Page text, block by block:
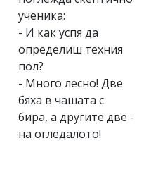
ученика:
- И как успя да
определиш техния
пол?
- Много лесно! Две
бяха в чашата с
бира, а другите две -
на огледалото!